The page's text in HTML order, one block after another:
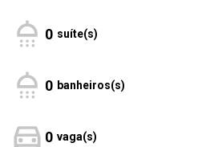
0 suíte(s)
0 banheiros(s)
0 vaga(s)